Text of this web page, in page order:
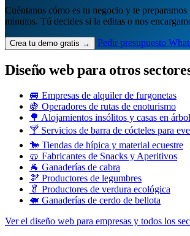
Cuéntanos cómo es tu negocio y te preparamos
minutos. Tú decides si la editas o nos
Crea tu demo gratis → Pedir presupuesto
Diseño web para otros
🚐 Empresas de alquiler de furgonetas
🍇 Operadores de rutas de enoturismo
🌳 Alojamientos insólitos y casas en
🍸 Servicios de barra de cócteles para
🐎 Tiendas de hípica y material ecuestre
🥨 Fabricantes de Snacks y Aperitivos
🐐 Ganaderías de cabra
🫘 Productores de legumbres
🥬 Productores de verdura ecológica
🐖 Ganaderías de cerdo de bellota
Ver el diseño web para empresas y todos los